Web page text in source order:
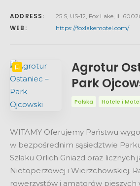
ADDRESS: 25 S, US-12, Fox Lake, IL
WEB: https://foxlakemotel.com/
Agrotur
Park
Polska Hotele i
WITAMY Oferujemy Państwu
w bezpośrednim sąsiedztwie
Szlaku Orlich Gniazd oraz licznych
Nietoperzowej i Wierzchowskiej.
rowerzystów i amatorów pieszych